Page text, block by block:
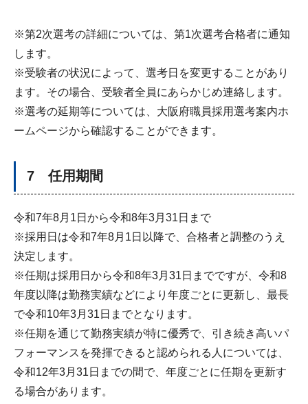
※第2次選考の詳細については、第1次選考合格者に通知
します。
※受験者の状況によって、選考日を変更することがあり
ます。その場合、受験者全員にあらかじめ連絡します。
※選考の延期等については、大阪府職員採用選考案内ホ
ームページから確認することができます。
7 任用期間
令和7年8月1日から令和8年3月31日まで
※採用日は令和7年8月1日以降で、合格者と調整のうえ
決定します。
※任期は採用日から令和8年3月31日までですが、令和8
年度以降は勤務実績などにより年度ごとに更新し、最長
で令和10年3月31日までとなります。
※任期を通じて勤務実績が特に優秀で、引き続き高いパ
フォーマンスを発揮できると認められる人については、
令和12年3月31日までの間で、年度ごとに任期を更新す
る場合があります。